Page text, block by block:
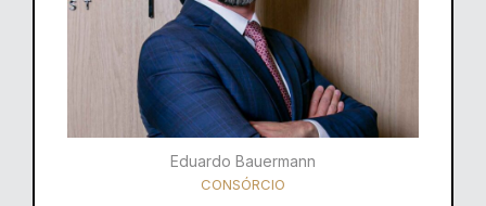
Eduardo Bauermann
CONSÓRCIO